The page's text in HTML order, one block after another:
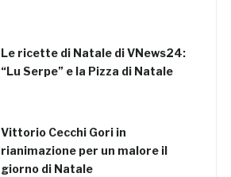
Le ricette di Natale di VNews24:
“Lu Serpe” e la Pizza di Natale
Vittorio Cecchi Gori in
rianimazione per un malore il
giorno di Natale